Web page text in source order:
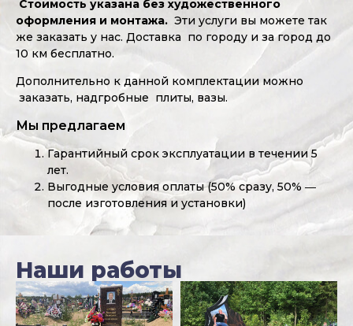
Стоимость указана без художественного
оформления и монтажа. Эти услуги вы можете так
же заказать у нас. Доставка по городу и за город до
10 км бесплатно.
Дополнительно к данной комплектации можно
заказать, надгробные плиты, вазы.
Мы предлагаем
Гарантийный срок эксплуатации в течении 5
лет.
Выгодные условия оплаты (50% сразу, 50% ―
после изготовления и установки)
Наши работы